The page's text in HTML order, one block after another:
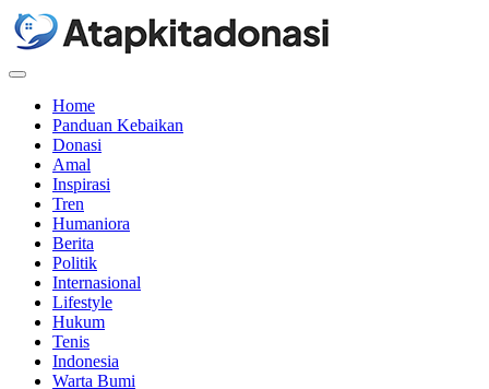
Menu
Home
Panduan Kebaikan
Donasi
Amal
Inspirasi
Tren
Humaniora
Berita
Politik
Internasional
Lifestyle
Hukum
Tenis
Indonesia
Warta Bumi